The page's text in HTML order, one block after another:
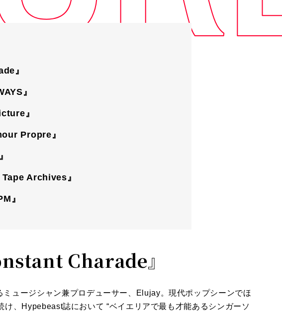
』
』
』
Propre』
Archives』
』
Charade』
ミュージシャン兼プロデューサー、Elujay。現代ポップシーンでほ
け、Hypebeast誌において “ベイエリアで最も才能あるシンガーソ